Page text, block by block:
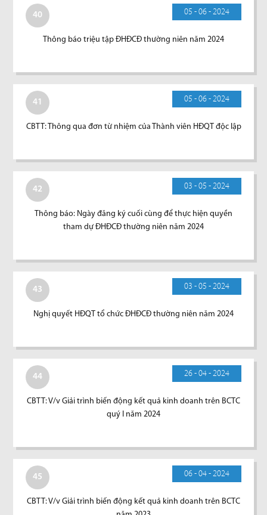
40 05 - 06 - 2024
Thông báo triệu tập ĐHĐCĐ thường niên năm 2024
41 05 - 06 - 2024
CBTT: Thông qua đơn từ nhiệm của Thành viên HĐQT độc lập
42 03 - 05 - 2024
Thông báo: Ngày đăng ký cuối cùng để thực hiện quyền
tham dự ĐHĐCĐ thường niên năm 2024
43 03 - 05 - 2024
Nghị quyết HĐQT tổ chức ĐHĐCĐ thường niên năm 2024
44 26 - 04 - 2024
CBTT: V/v Giải trình biến động kết quả kinh doanh trên BCTC
quý I năm 2024
45 06 - 04 - 2024
CBTT: V/v Giải trình biến động kết quả kinh doanh trên BCTC